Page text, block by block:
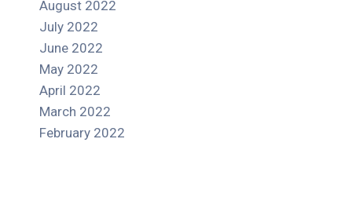
August 2022
July 2022
June 2022
May 2022
April 2022
March 2022
February 2022